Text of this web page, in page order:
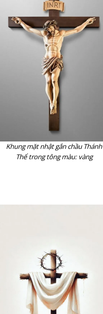
Khung mặt nhật gắn chầu Thánh
Thể trong tông màu: vàng